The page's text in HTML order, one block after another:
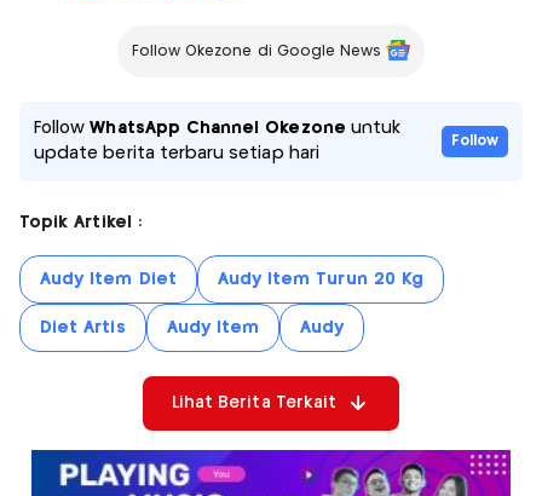
Follow Okezone di Google News
FollowWhatsApp Channel Okezone untuk
update berita terbaru setiap hari
Follow
Topik Artikel :
Audy Item Diet Audy Item Turun 20 Kg
Diet Artis Audy Item Audy
Lihat Berita Terkait